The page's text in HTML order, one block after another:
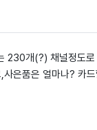
개(?) 채널정도로
은품은 얼마나? 카